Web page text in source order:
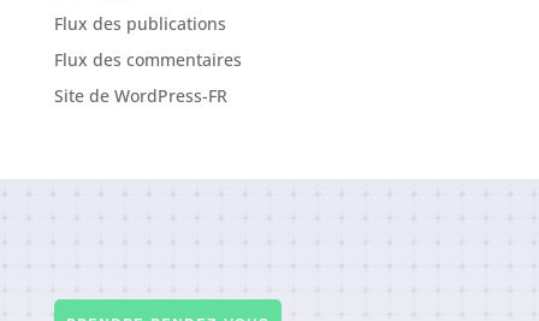
Flux des publications
Flux des commentaires
Site de WordPress-FR